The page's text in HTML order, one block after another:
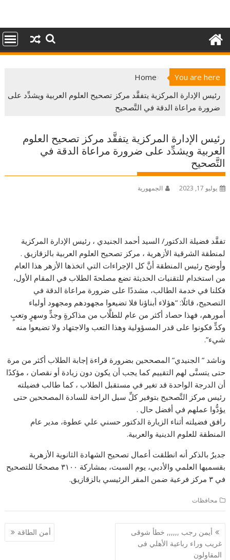
You are here
Home
رئيس الإدارة المركزية يتفقَّد مركز تصحيح العلوم العربية ويشدِّد على
ضرورة مراعاة الدقة في التَّصحيح
رئيس الإدارة المركزية يتفقَّد مركز تصحيح العلوم
العربية ويشدِّد على ضرورة مراعاة الدقة في
التَّصحيح
يوليو 17, 2023 الجمهورية
تفقَّد فضيلة الدكتور/ السيد أحمد الجنيدي ، رئيس الإدارة المركزية
لمنطقة الشرقية الأزهرية ، مركز تصحيح العلوم العربية بالزقازيق .
وأوضح رئيس المنطقة أنَّ كل الإجراءات التي اتخذها الأزهر هذا العام
من استخدام للتقنيات الحديثة تضع مصلحةَ الطلاب في المقام الأول،
فكلنا في خدمة الطالب، مشددًا على ضرورة مراعاة الدقة في
التصحيح، قائلًا: “هؤلاء أبناؤنا فلا تضيعوا مجهودهم ومجهود أولياء
أمورهم، فهذا حصاد أكثر من عام للطلَّاب من مذاكرةٍ وجدٍّ وسهرٍ وتعبٍ
وكدٍّ فكونوا على قدر المسؤولية وهذا التعب والاجتهاد ولا تضيعوا منه
شيء”.
وناشد ” الجنيدي” المصححين بضرورة قراءة إجابة الطلاب أكثر من مرة
حتى يتسنَّى لهم التقييم كما يجب أن يكون دون زيادة أو نقصان ، مؤكدًا
أن الدرجة الواحدة قد تغير في مستقبل الطلاب ، كما طالب فضيلته
رئيس مركز التَّصحيح بتوفير كلِّ سبل الراحة للسادة المصححين حتى
يؤدُّوا عملهم في أفضل حال .
رافق فضيلته أثناء الزيارة الدكتور حسني علي عطوة، مدير عام
المنطقة للعلوم الدينية والعربية.
جديرٌ بالذكر أنه انطلقت أعمال تصحيح الشهادة الثانوية الأزهرية
بقسميها العلمي والأدبي، يوم السبت، بمشاركة ٣١٠٠ مصححًا للتصحيح
في ٣ مركز فرعية ضمن المقر الرئيسي بالزقازيق.
محافظات
تصفّح
المقالات
أيمن رجب ,,,,,, خطأ شوقى
غريب وراء رباعية الأهلي فى
المقاولون
أمن الطاقة